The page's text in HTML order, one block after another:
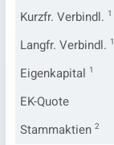
Kurzfr. Verbindl. 1
33
Langfr. Verbindl. 1
7.671
Eigenkapital 1
4.156
EK-Quote
28,97 %
Stammaktien 2
136,94